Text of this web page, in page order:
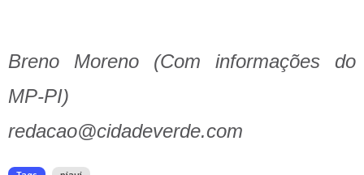
Breno Moreno (Com informações do
MP-PI)
redacao@cidadeverde.com